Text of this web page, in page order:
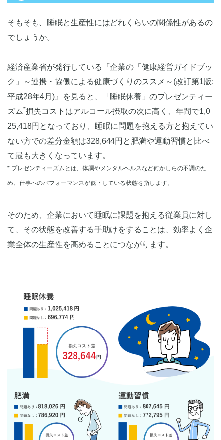
そもそも、睡眠と生産性にはどれくらいの関係性があるの
でしょうか。
経済産業省が発行している『企業の「健康経営ガイドブッ
ク」～連携・協働による健康づくりのススメ～(改訂第1版:
平成28年4月)』を見ると、「睡眠休養」のプレゼンティー
ズム*損失コストはアルコール摂取の次に高く、年間で1,0
25,418円となっており、睡眠に問題を抱える方と抱えてい
ない方での差分金額は328,644円と肥満や運動習慣と比べ
て最も大きくなっています。
* プレゼンティーズムとは、体調やメンタルヘルスなど何かしらの不調のた
め、仕事へのパフォーマンスが低下している状態を指します。
そのため、企業において睡眠に課題を抱える従業員に対し
て、その状態を改善する手助けをすることは、効率よく企
業全体の生産性を高めることにつながります。